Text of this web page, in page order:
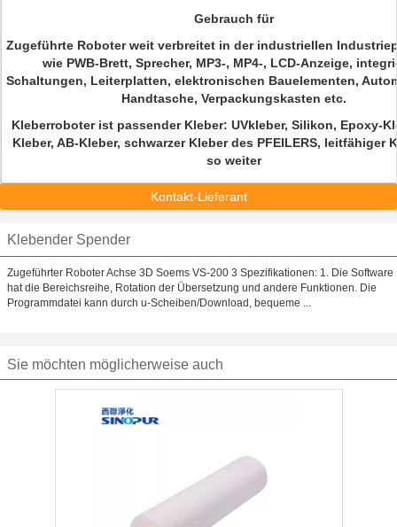
Gebrauch für
Zugeführte Roboter weit verbreitet in der industriellen
wie PWB-Brett, Sprecher, MP3-, MP4-, LCD-Anzeige,
Schaltungen, Leiterplatten, elektronischen Bauelementen,
Handtasche, Verpackungskasten etc.
Kleberroboter ist passender Kleber: UVkleber, Silikon, Epoxy-
Kleber, AB-Kleber, schwarzer Kleber des PFEILERS, leitfähiger
so weiter
Kontakt-Lieferant
Klebender Spender
Zugeführter Roboter Achse 3D Soems VS-200 3 Spezifikationen: 1. Die Software
hat die Bereichsreihe, Rotation der Übersetzung und andere Funktionen. Die
Programmdatei kann durch u-Scheiben/Download, bequeme ...
Sie möchten möglicherweise auch